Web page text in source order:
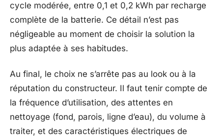
cycle modérée, entre 0,1 et 0,2 kWh par recharge
complète de la batterie. Ce détail n’est pas
négligeable au moment de choisir la solution la
plus adaptée à ses habitudes.
Au final, le choix ne s’arrête pas au look ou à la
réputation du constructeur. Il faut tenir compte de
la fréquence d’utilisation, des attentes en
nettoyage (fond, parois, ligne d’eau), du volume à
traiter, et des caractéristiques électriques de